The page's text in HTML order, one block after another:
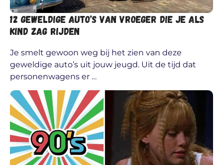
12 geweldige auto’s van vroeger die je als
kind zag rijden
Je smelt gewoon weg bij het zien van deze
geweldige auto’s uit jouw jeugd. Uit de tijd dat
personenwagens er …